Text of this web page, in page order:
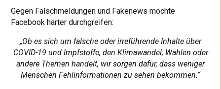
Gegen Falschmeldungen und Fakenews möchte
Facebook härter durchgreifen:
„Ob es sich um falsche oder irreführende Inhalte über
COVID-19 und Impfstoffe, den Klimawandel, Wahlen oder
andere Themen handelt, wir sorgen dafür, dass weniger
Menschen Fehlinformationen zu sehen bekommen.“